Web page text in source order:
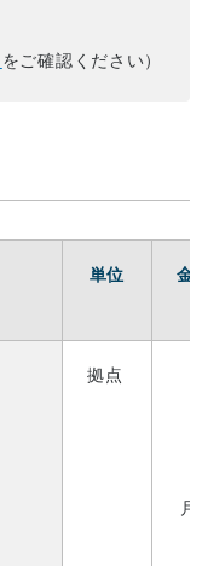
をご確認ください）
単位 金
拠点